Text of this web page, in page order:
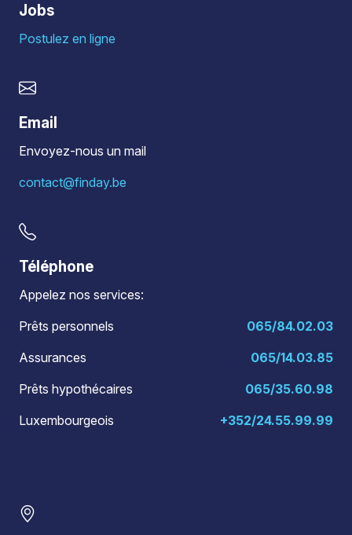
Jobs
Postulez en ligne
Email
Envoyez-nous un mail
contact@finday.be
Téléphone
Appelez nos services:
Prêts personnels
065/84.02.03
Assurances
065/14.03.85
Prêts hypothécaires
065/35.60.98
Luxembourgeois
+352/24.55.99.99